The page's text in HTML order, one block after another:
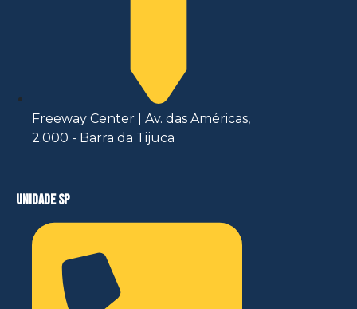
Freeway Center | Av. das Américas,
2.000 - Barra da Tijuca
unidade sp